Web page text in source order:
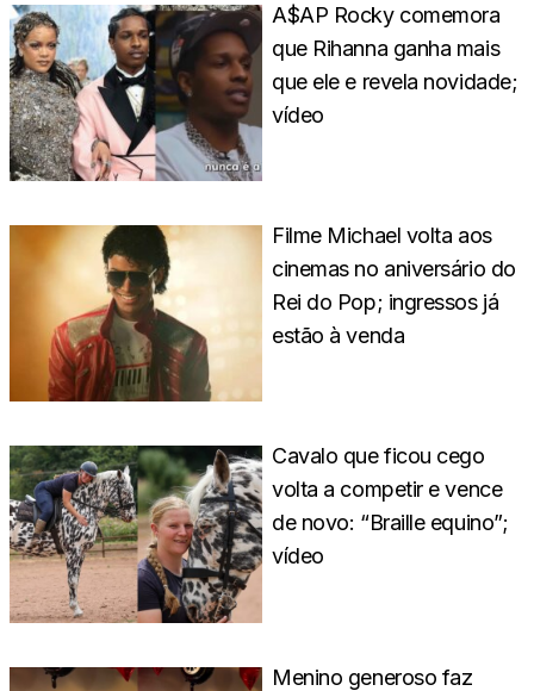
A$AP Rocky comemora
que Rihanna ganha mais
que ele e revela novidade;
vídeo
Filme Michael volta aos
cinemas no aniversário do
Rei do Pop; ingressos já
estão à venda
Cavalo que ficou cego
volta a competir e vence
de novo: “Braille equino”;
vídeo
Menino generoso faz